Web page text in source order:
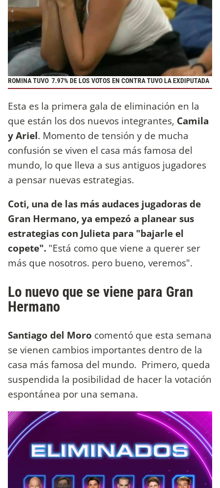
ROMINA TUVO 7.97% DE LOS VOTOS EN CONTRA TUVO LA EXDIPUTADA
Esta es la primera gala de eliminación en la
que están los dos nuevos integrantes, Camila
y Ariel. Momento de tensión y de mucha
confusión se viven el casa más famosa del
mundo, lo que lleva a sus antiguos jugadores
a pensar nuevas estrategias.
Coti, una de las más audaces jugadoras de
Gran Hermano, ya empezó a planear sus
estrategias con Julieta para "bajarle el
copete". "Está como que viene a querer ser
más que nosotros. pero bueno, veremos".
Lo nuevo que se viene para Gran
Hermano
Santiago del Moro comentó que esta semana
se vienen cambios importantes dentro de la
casa más famosa del mundo. Primero, queda
suspendida la posibilidad de hacer la votación
espontánea por una semana.